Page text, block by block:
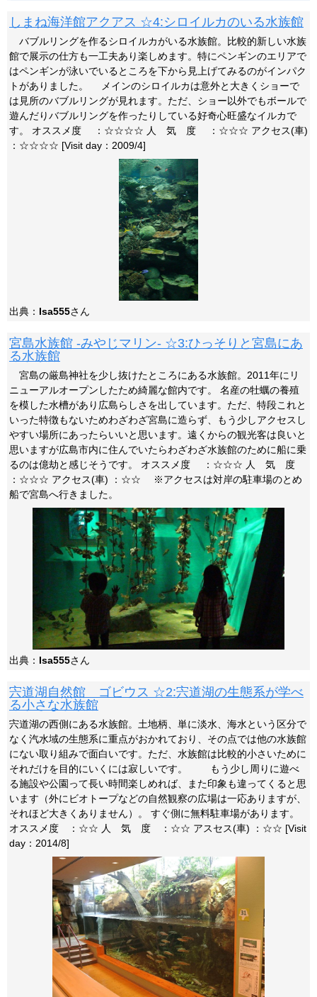
しまね海洋館アクアス ☆4:シロイルカのいる水族館
バブルリングを作るシロイルカがいる水族館。比較的新しい水族
館で展示の仕方も一工夫あり楽しめます。特にペンギンのエリアで
はペンギンが泳いでいるところを下から見上げてみるのがインパク
トがありました。 メインのシロイルカは意外と大きくショーで
は見所のバブルリングが見れます。ただ、ショー以外でもボールで
遊んだりバブルリングを作ったりしている好奇心旺盛なイルカで
す。 オススメ度 ：☆☆☆☆ 人 気 度 ：☆☆☆ アクセス(車)
：☆☆☆☆ [Visit day：2009/4]
出典： Isa555さん
宮島水族館 -みやじマリン- ☆3:ひっそりと宮島にあ
る水族館
宮島の厳島神社を少し抜けたところにある水族館。2011年にリ
ニューアルオープンしたため綺麗な館内です。 名産の牡蠣の養殖
を模した水槽があり広島らしさを出しています。ただ、特段これと
いった特徴もないためわざわざ宮島に造らず、もう少しアクセスし
やすい場所にあったらいいと思います。遠くからの観光客は良いと
思いますが広島市内に住んでいたらわざわざ水族館のために船に乗
るのは億劫と感じそうです。 オススメ度 ：☆☆☆ 人 気 度
：☆☆☆ アクセス(車) ：☆☆ ※アクセスは対岸の駐車場のとめ
船で宮島へ行きました。
出典： Isa555さん
宍道湖自然館 ゴビウス ☆2:宍道湖の生態系が学べ
る小さな水族館
宍道湖の西側にある水族館。土地柄、単に淡水、海水という区分で
なく汽水域の生態系に重点がおかれており、その点では他の水族館
にない取り組みで面白いです。ただ、水族館は比較的小さいために
それだけを目的にいくには寂しいです。 もう少し周りに遊べ
る施設や公園って長い時間楽しめれば、また印象も違ってくると思
います（外にビオトープなどの自然観察の広場は一応ありますが、
それほど大きくありません）。 すぐ側に無料駐車場があります。
オススメ度 ：☆☆ 人 気 度 ：☆☆ アスセス(車) ：☆☆ [Visit
day：2014/8]